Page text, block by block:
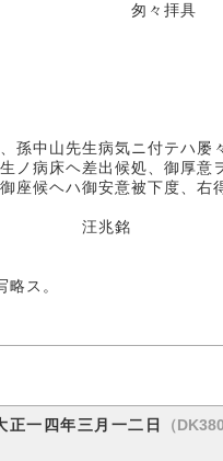
具
孫中山先生病気ニ付テハ
ノ病床ヘ差出候処、御厚
座候ヘハ御安意被下度、
ス。
一四年三月一二日
（